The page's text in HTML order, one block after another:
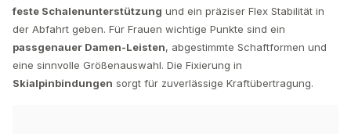
feste Schalenunterstützung und ein präziser Flex Stabilität in
der Abfahrt geben. Für Frauen wichtige Punkte sind ein
passgenauer Damen-Leisten, abgestimmte Schaftformen und
eine sinnvolle Größenauswahl. Die Fixierung in
Skialpinbindungen sorgt für zuverlässige Kraftübertragung.